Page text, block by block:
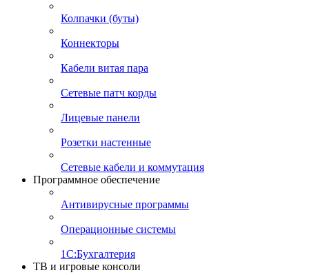
Колпачки (буты)
Коннекторы
Кабели витая пара
Сетевые патч корды
Лицевые панели
Розетки настенные
Сетевые кабели и коммутация
Программное обеспечение
Антивирусные программы
Операционные системы
1С:Бухгалтерия
ТВ и игровые консоли